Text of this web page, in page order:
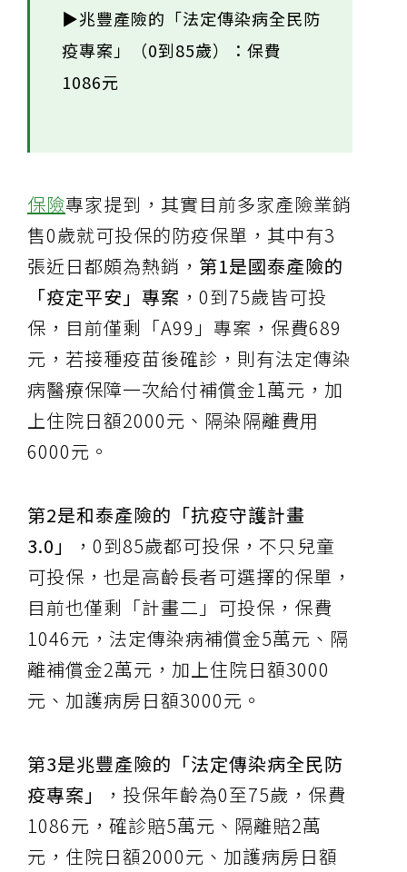
▶兆豐產險的「法定傳染病全民防
疫專案」（0到85歲）：保費
1086元
保險專家提到，其實目前多家產險業銷
售0歲就可投保的防疫保單，其中有3
張近日都頗為熱銷， 第1是國泰產險的
「疫定平安」專案 ，0到75歲皆可投
保，目前僅剩「A99」專案，保費689
元，若接種疫苗後確診，則有法定傳染
病醫療保障一次給付補償金1萬元，加
上住院日額2000元、隔染隔離費用
6000元。
第2是和泰產險的「抗疫守護計畫
3.0」
，0到85歲都可投保，不只兒童
可投保，也是高齡長者可選擇的保單，
目前也僅剩「計畫二」可投保，保費
1046元，法定傳染病補償金5萬元、隔
離補償金2萬元，加上住院日額3000
元、加護病房日額3000元。
第3是兆豐產險的「法定傳染病全民防
疫專案」
，投保年齡為0至75歲，保費
1086元，確診賠5萬元、隔離賠2萬
元，住院日額2000元、加護病房日額